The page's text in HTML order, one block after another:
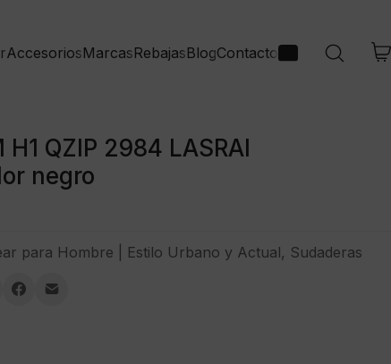
AccesoriosMarcasRebajasBlogContacto
QZIP 2984 LASRAI
negro
para Hombre | Estilo Urbano y Actual, Sudaderas